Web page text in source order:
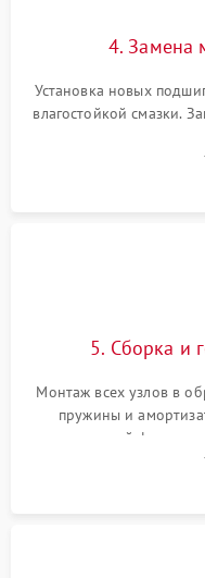
4. Замена
Установка новых
влагостойкой смазки.
или
5. Сборка и
Монтаж всех узлов в
пружины и
надежной
герметиком для